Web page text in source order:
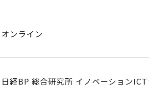
オンライン
日経BP 総合研究所 イノベーション